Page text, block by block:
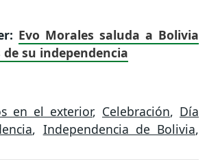
Evo Morales saluda a Bolivia
de su independencia
en el exterior, Celebración, Día
, Independencia de Bolivia,